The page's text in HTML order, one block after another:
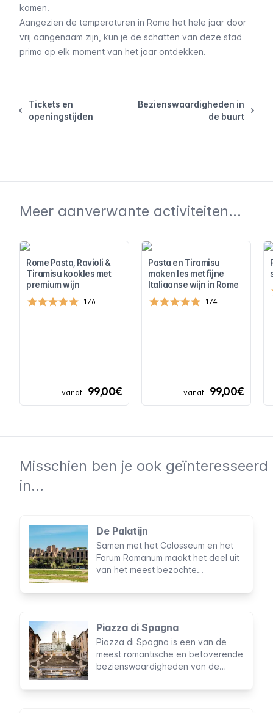
komen.
Aangezien de temperaturen in Rome het hele jaar door
vrij aangenaam zijn, kun je de schatten van deze stad
prima op elk moment van het jaar ontdekken.
Tickets en
openingstijden
Bezienswaardigheden in
de buurt
Meer aanverwante activiteiten...
Rome Pasta, Ravioli &
Tiramisu kookles met
premium wijn
176
vanaf 99,00€
Pasta en Tiramisu
maken les met fijne
Italiaanse wijn in Rome
174
vanaf 99,00€
Misschien ben je ook geïnteresseerd
in...
De Palatijn
Samen met het Colosseum en het
Forum Romanum maakt het deel uit
van het meest bezochte
Palatijn wordt beschouwd als de
ruïnes van keizerlijke paleizen.
Piazza di Spagna
Piazza di Spagna is een van de
meest romantische en betoverende
bezienswaardigheden van de
bekende ontmoetingsplaats van